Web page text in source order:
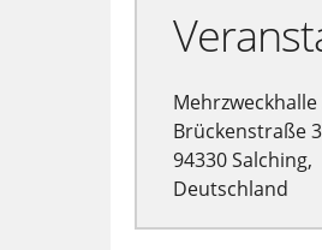
Brückenstraße
94330 Salching,
Deutschland